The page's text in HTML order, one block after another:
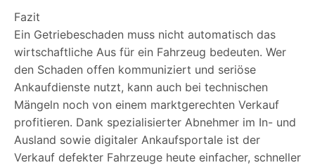
Fazit
Ein Getriebeschaden muss nicht automatisch das
wirtschaftliche Aus für ein Fahrzeug bedeuten. Wer
den Schaden offen kommuniziert und seriöse
Ankaufdienste nutzt, kann auch bei technischen
Mängeln noch von einem marktgerechten Verkauf
profitieren. Dank spezialisierter Abnehmer im In- und
Ausland sowie digitaler Ankaufsportale ist der
Verkauf defekter Fahrzeuge heute einfacher, schneller